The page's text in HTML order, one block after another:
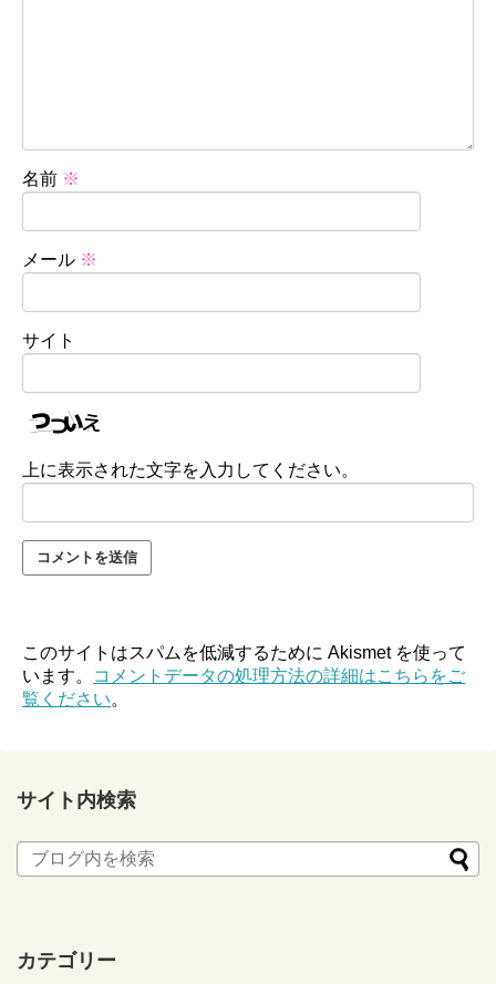
名前 ※
メール ※
サイト
上に表示された文字を入力してください。
このサイトはスパムを低減するために Akismet を使って
います。
コメントデータの処理方法の詳細はこちらをご
覧ください。
サイト内検索
カテゴリー